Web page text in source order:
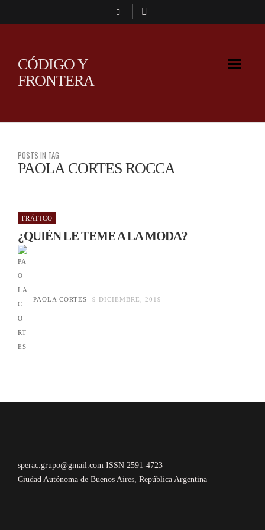
CÓDIGO Y
FRONTERA
POSTS IN TAG
PAOLA CORTES ROCCA
TRÁFICO
¿QUIÉN LE TEME A LA MODA?
PAOLA CORTES 9 DICIEMBRE, 2019
sperac.grupo@gmail.com ISSN 2591-4723
Ciudad Autónoma de Buenos Aires, República Argentina